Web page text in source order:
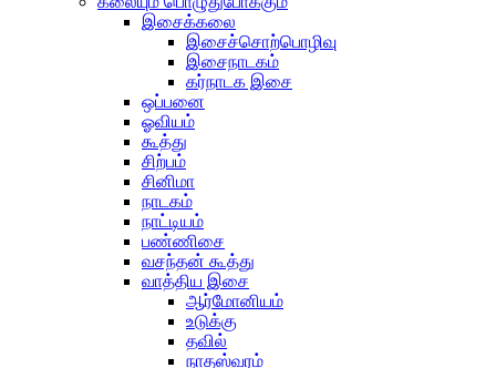
இசைக்கலை
இசைச்சொற்பொழிவு
இசைநாடகம்
கர்நாடக இசை
ஒப்பனை
ஓவியம்
கூத்து
சிற்பம்
சினிமா
நாடகம்
நாட்டியம்
பண்ணிசை
வசந்தன் கூத்து
வாத்திய இசை
ஆர்மோனியம்
உடுக்கு
தவில்
நாதஸ்வரம்